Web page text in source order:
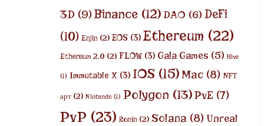
3D (9)Binance (12)DAO (6) DeFi
(10) Enjin (2) EOS (3) Ethereum (22)
Ethereum 2.0 (2) FLOW(3) Gala Games (5) Hive
(1) Immutable X (3) IOS (15)Mac (8) NFT
арт (2) Nintendo (1) Polygon (13)PvE (7)
PvP (23) Ronin (2) Solana (8)Unreal